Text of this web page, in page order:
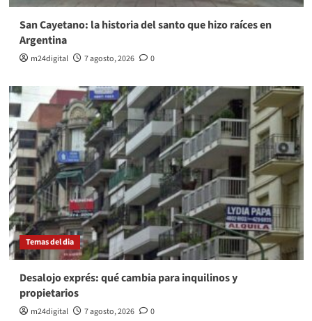
San Cayetano: la historia del santo que hizo raíces en
Argentina
m24digital 7 agosto, 2026 0
Temas del dia
Desalojo exprés: qué cambia para inquilinos y
propietarios
m24digital 7 agosto, 2026 0